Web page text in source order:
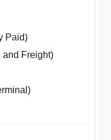
Paid)
and Freight)